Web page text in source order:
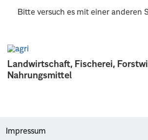
Landwirtschaft, Fischerei,
Nahrungsmittel
Bitte versuch es mit einer anderen
Impressum